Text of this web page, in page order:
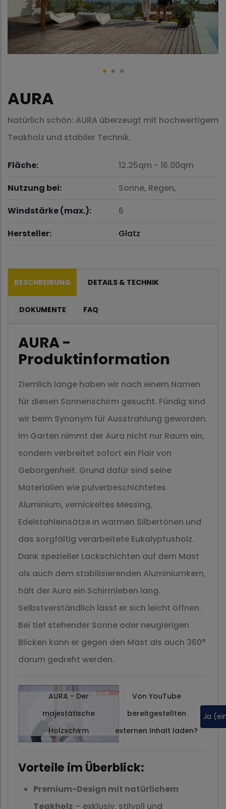
AURA
Natürlich schön: AURA überzeugt mit hochwertigem
Teakholz und stabiler Technik.
Fläche: 12.25qm - 16.00qm
Nutzung bei:
Sonne, Regen,
Windstärke (max.):
6
Hersteller:
Glatz
BESCHREIBUNG DETAILS & TECHNIK
DOKUMENTE FAQ
AURA -
Produktinformation
Ziemlich lange haben wir nach einem Namen
für diesen Sonnenschirm gesucht. Fündig sind
wir beim Synonym für Ausstrahlung geworden.
Im Garten nimmt der Aura nicht nur Raum ein,
sondern verbreitet sofort ein Flair von
Geborgenheit. Grund dafür sind seine
Materialien wie pulverbeschichtetes
Aluminium, vernickeltes Messing,
Edelstahleinsätze in warmen Silbertönen und
das sorgfältig verarbeitete Eukalyptusholz.
Dank spezieller Lackschichten auf dem Mast
als auch dem stabilisierenden Aluminiumkern,
hält der Aura ein Schirmleben lang.
Selbstverständlich lässt er sich leicht öffnen.
Bei tief stehender Sonne oder neugierigen
Blicken kann er gegen den Mast als auch 360°
darum gedreht werden.
AURA - Der
majestätische
Holzschirm
Von YouTube
bereitgestellten
externen Inhalt laden?
Ja
Vorteile im Überblick:
Premium-Design mit natürlichem
Teakholz – exklusiv, stilvoll und